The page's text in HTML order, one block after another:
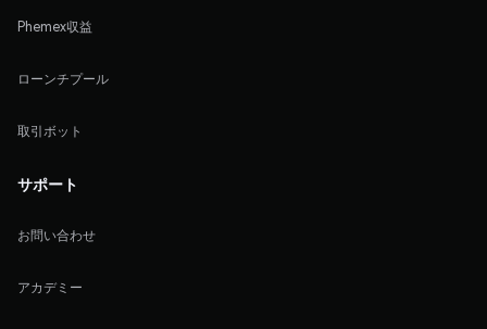
Phemex収益
ローンチプール
取引ボット
サポート
お問い合わせ
アカデミー